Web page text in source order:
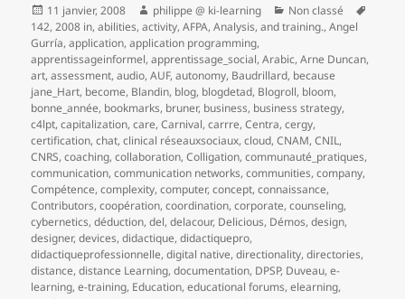
Publié
le
11 janvier, 2008 Auteur
philippe @ ki-learning Catégories
Non classé
142,2008 in,abilities,activity,AFPA,Analysis,and training.,Angel
Gurría,application,application programming,
apprentissageinformel,apprentissage_social,Arabic,Arne Duncan,
art,assessment,audio,AUF,autonomy, Baudrillard, because
jane_Hart, become, Blandin, blog, blogdetad, Blogroll, bloom,
bonne_année, bookmarks, bruner, business, business strategy,
c4lpt,capitalization,care,Carnival,carrre,Centra,cergy,
certification,chat,clinical réseauxsociaux,cloud,CNAM,CNIL,
CNRS,coaching,collaboration,Colligation,communauté_pratiques,
communication,communication networks,communities,company,
Compétence,complexity,computer,concept,connaissance,
Contributors,coopération,coordination,corporate,counseling,
cybernetics,déduction,del,delacour, Delicious, Démos,design,
designer,devices,didactique,didactiquepro,
didactiqueprofessionnelle,digital native,directionality,directories,
distance,distance Learning,documentation, DPSP, Duveau,e-
learning,e-training, Education,educational forums,elearning,